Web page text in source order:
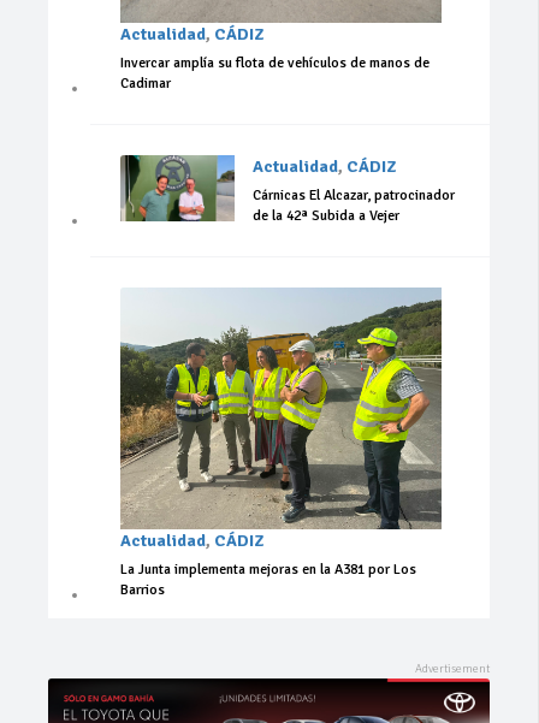
Actualidad, CÁDIZ
Invercar amplía su flota de vehículos de manos de
Cadimar
Actualidad, CÁDIZ
Cárnicas El Alcazar, patrocinador
de la 42ª Subida a Vejer
Actualidad, CÁDIZ
La Junta implementa mejoras en la A381 por Los
Barrios